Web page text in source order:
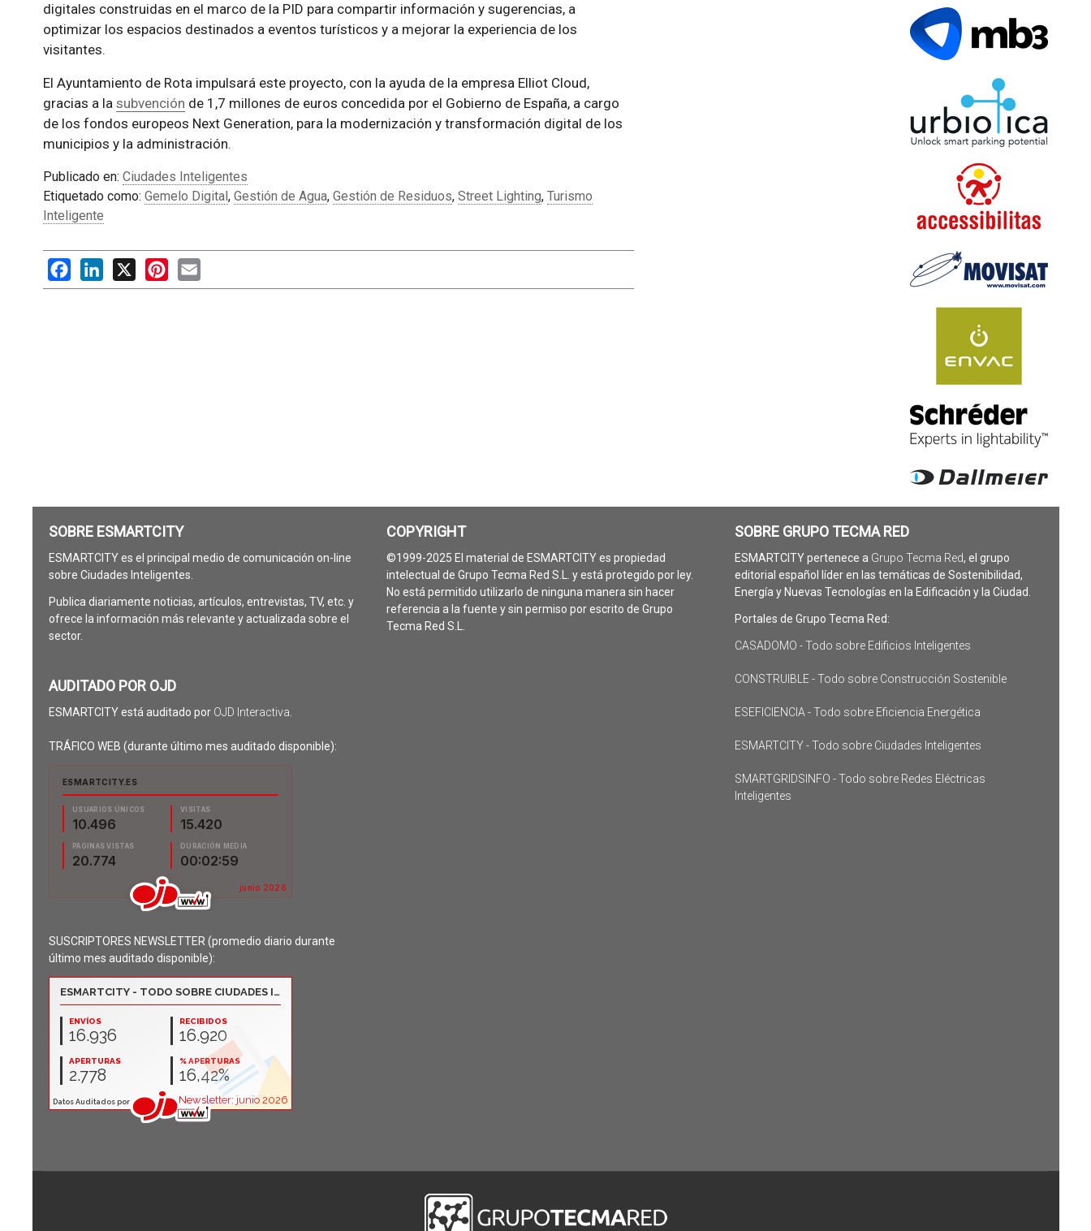
digitales construidas en el marco de la PID para compartir información y sugerencias, a
optimizar los espacios destinados a eventos turísticos y a mejorar la experiencia de los
visitantes.
El Ayuntamiento de Rota impulsará este proyecto, con la ayuda de la empresa Elliot Cloud,
gracias a la subvención de 1,7 millones de euros concedida por el Gobierno de España, a cargo
de los fondos europeos Next Generation, para la modernización y transformación digital de los
municipios y la administración.
Publicado en: Ciudades Inteligentes
Etiquetado como: Gemelo Digital, Gestión de Agua, Gestión de Residuos, Street Lighting, Turismo
Inteligente
FacebookLinkedIn
X PinterestEmail
SOBRE ESMARTCITY
ESMARTCITY es el principal medio de comunicación on-line
sobre Ciudades Inteligentes.
Publica diariamente noticias, artículos, entrevistas, TV, etc. y
ofrece la información más relevante y actualizada sobre el
sector.
AUDITADO POR OJD
ESMARTCITY está auditado por OJD Interactiva
TRÁFICO WEB (durante último mes auditado disponible):
SUSCRIPTORES NEWSLETTER (promedio diario durante
último mes auditado disponible):
COPYRIGHT
©1999-2025 El material de ESMARTCITY es propiedad
intelectual de Grupo Tecma Red S.L. y está protegido por ley.
No está permitido utilizarlo de ninguna manera sin hacer
referencia a la fuente y sin permiso por escrito de Grupo
Tecma Red S.L.
SOBRE GRUPO TECMA RED
ESMARTCITY pertenece a Grupo Tecma Red, el grupo
editorial español líder en las temáticas de Sostenibilidad,
Energía y Nuevas Tecnologías en la Edificación y la Ciudad.
Portales de Grupo Tecma Red:
CASADOMO - Todo sobre Edificios Inteligentes
CONSTRUIBLE - Todo sobre Construcción Sostenible
ESEFICIENCIA - Todo sobre Eficiencia Energética
ESMARTCITY - Todo sobre Ciudades Inteligentes
SMARTGRIDSINFO - Todo sobre Redes Eléctricas
Inteligentes